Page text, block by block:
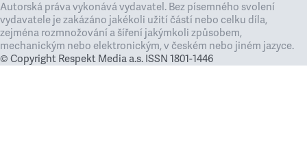
Autorská práva vykonává vydavatel. Bez písemného svolení
vydavatele je zakázáno jakékoli užití částí nebo celku díla,
zejména rozmnožování a šíření jakýmkoli způsobem,
mechanickým nebo elektronickým, v českém nebo jiném jazyce.
© Copyright Respekt Media a.s. ISSN 1801-1446